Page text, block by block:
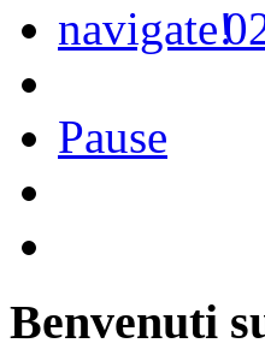
Pause
Benvenuti